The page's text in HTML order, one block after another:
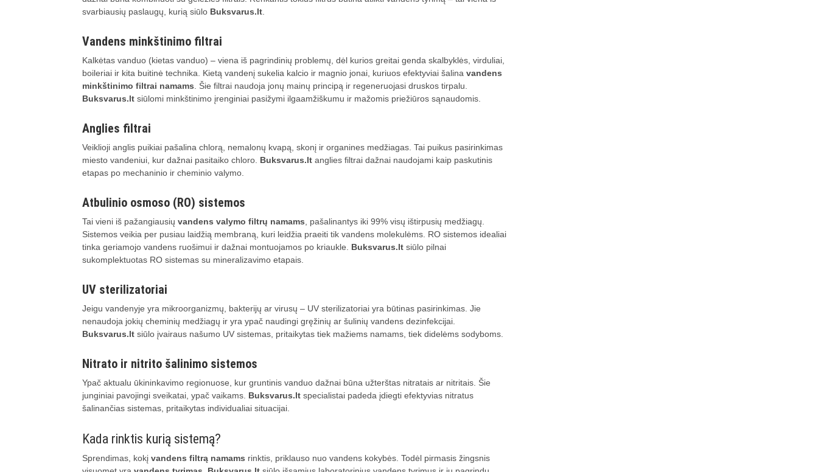
svarbiausių paslaugų, kurią siūlo Buksvarus.lt
Vandens minkštinimo filtrai
Kalkėtas vanduo (kietas vanduo) – viena iš pagrindinių problemų, dėl kurios greitai genda skalbyklės, virduliai,
boileriai ir kita buitinė technika. Kietą vandenį sukelia kalcio ir magnio jonai, kuriuos efektyviai šalina vandens
minkštinimo filtrai namams . Šie filtrai naudoja jonų mainų principą ir regeneruojasi druskos tirpalu.
Buksvarus.lt siūlomi minkštinimo įrenginiai pasižymi ilgaamžiškumu ir mažomis priežiūros sąnaudomis.
Anglies filtrai
Veiklioji anglis puikiai pašalina chlorą, nemalonų kvapą, skonį ir organines medžiagas. Tai puikus pasirinkimas
miesto vandeniui, kur dažnai pasitaiko chloro. Buksvarus.lt anglies filtrai dažnai naudojami kaip paskutinis
etapas po mechaninio ir cheminio valymo.
Atbulinio osmoso (RO) sistemos
Tai vieni iš pažangiausių vandens valymo filtrų namams , pašalinantys iki 99% visų ištirpusių medžiagų.
Sistemos veikia per pusiau laidžią membraną, kuri leidžia praeiti tik vandens molekulėms. RO sistemos idealiai
tinka geriamojo vandens ruošimui ir dažnai montuojamos po kriaukle. Buksvarus.lt siūlo pilnai
sukomplektuotas RO sistemas su mineralizavimo etapais.
UV sterilizatoriai
Jeigu vandenyje yra mikroorganizmų, bakterijų ar virusų – UV sterilizatoriai yra būtinas pasirinkimas. Jie
nenaudoja jokių cheminių medžiagų ir yra ypač naudingi gręžinių ar šulinių vandens dezinfekcijai.
Buksvarus.lt siūlo įvairaus našumo UV sistemas, pritaikytas tiek mažiems namams, tiek didelėms sodyboms.
Nitrato ir nitrito šalinimo sistemos
Ypač aktualu ūkininkavimo regionuose, kur gruntinis vanduo dažnai būna užterštas nitratais ar nitritais. Šie
junginiai pavojingi sveikatai, ypač vaikams. Buksvarus.lt specialistai padeda įdiegti efektyvias nitratus
šalinančias sistemas, pritaikytas individualiai situacijai.
Kada rinktis kurią sistemą?
Sprendimas, kokį vandens filtrą namams rinktis, priklauso nuo vandens kokybės. Todėl pirmasis žingsnis